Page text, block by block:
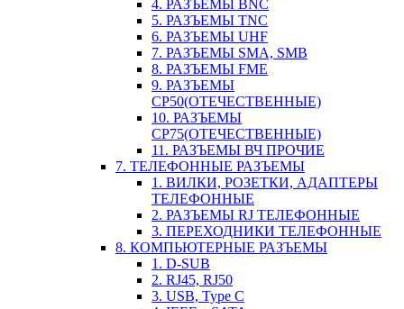
4. РАЗЪЕМЫ BNC
5. РАЗЪЕМЫ TNC
6. РАЗЪЕМЫ UHF
7. РАЗЪЕМЫ SMA, SMB
8. РАЗЪЕМЫ FME
9. РАЗЪЕМЫ
СР50(ОТЕЧЕСТВЕННЫЕ)
10. РАЗЪЕМЫ
СР75(ОТЕЧЕСТВЕННЫЕ)
11. РАЗЪЕМЫ ВЧ ПРОЧИЕ
7. ТЕЛЕФОННЫЕ РАЗЪЕМЫ
1. ВИЛКИ, РОЗЕТКИ, АДАПТЕРЫ
ТЕЛЕФОННЫЕ
2. РАЗЪЕМЫ RJ ТЕЛЕФОННЫЕ
3. ПЕРЕХОДНИКИ ТЕЛЕФОННЫЕ
8. КОМПЬЮТЕРНЫЕ РАЗЪЕМЫ
1. D-SUB
2. RJ45, RJ50
3. USB, Type C